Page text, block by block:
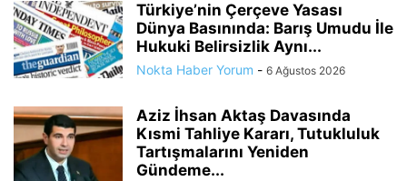
Türkiye’nin Çerçeve Yasası
Dünya Basınında: Barış Umudu İle
Hukuki Belirsizlik Aynı...
Nokta Haber Yorum - 6 Ağustos 2026
Aziz İhsan Aktaş Davasında
Kısmi Tahliye Kararı, Tutukluluk
Tartışmalarını Yeniden
Gündeme...